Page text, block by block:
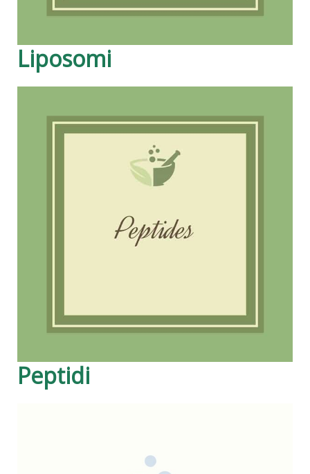
Liposomi
Peptidi